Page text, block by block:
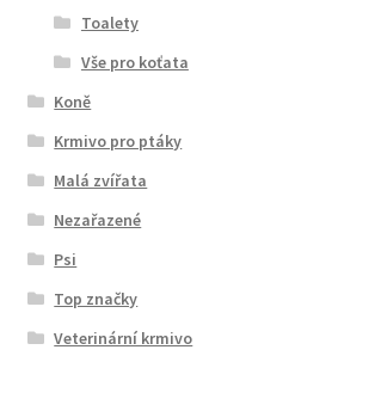
Toalety
Vše pro koťata
Koně
Krmivo pro ptáky
Malá zvířata
Nezařazené
Psi
Top značky
Veterinární krmivo